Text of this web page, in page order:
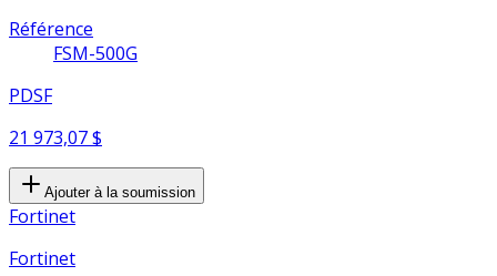
Référence
FSM-500G
PDSF
21 973,07 $
Ajouter à la soumission
Fortinet
Fortinet